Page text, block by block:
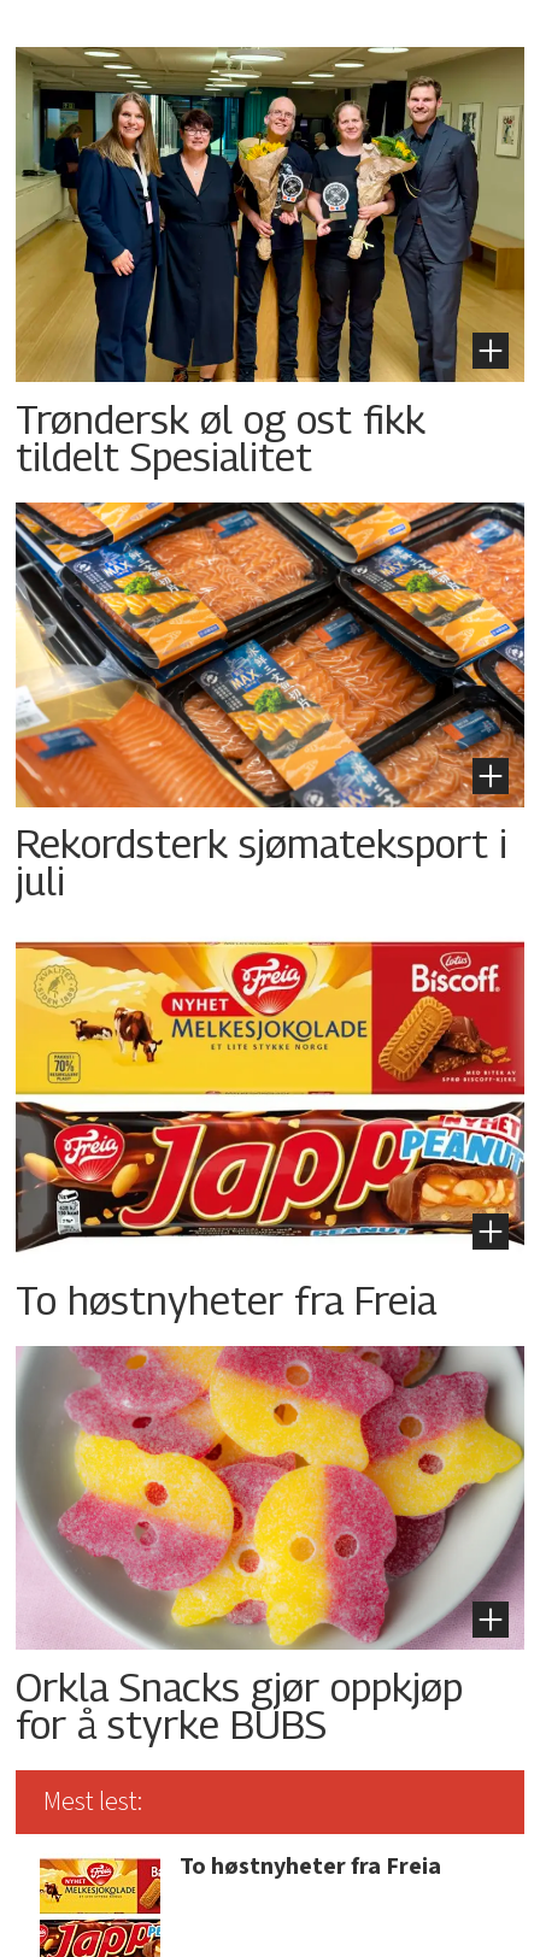
Trøndersk øl og ost fikk
tildelt Spesialitet
Rekordsterk sjømateksport i
juli
To høstnyheter fra Freia
Orkla Snacks gjør oppkjøp
for å styrke BUBS
Mest lest:
To høstnyheter fra Freia